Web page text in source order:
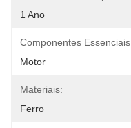
1 Ano
Componentes
Motor
Materiais:
Ferro